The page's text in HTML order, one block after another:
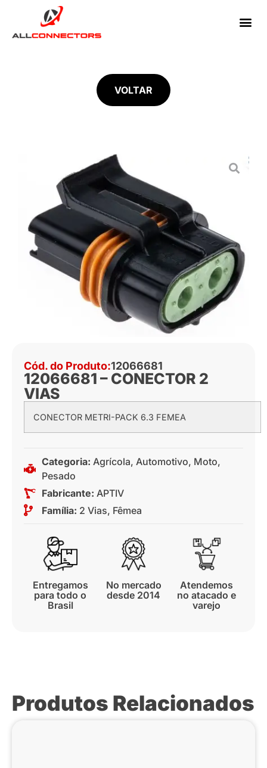
VOLTAR
Cód. do Produto:12066681
12066681 – CONECTOR 2
VIAS
CONECTOR METRI-PACK 6.3 FEMEA
Categoria: Agrícola, Automotivo, Moto,
Pesado
Fabricante: APTIV
Família: 2 Vias, Fêmea
Entregamos
para todo o
Brasil
No mercado
desde 2014
Atendemos
no atacado e
varejo
Produtos Relacionados